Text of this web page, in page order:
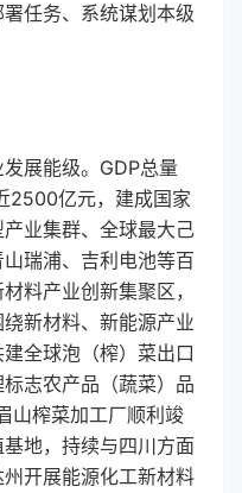
任务、系统谋划本级
展能级。GDP总量
2500亿元，建成国家
业集群、全球最大己
瑞浦、吉利电池等百
料产业创新集聚区，
新材料、新能源产业
全球泡（榨）菜出口
志农产品（蔬菜）品
山榨菜加工厂顺利竣
地，持续与四川方面
开展能源化工新材料